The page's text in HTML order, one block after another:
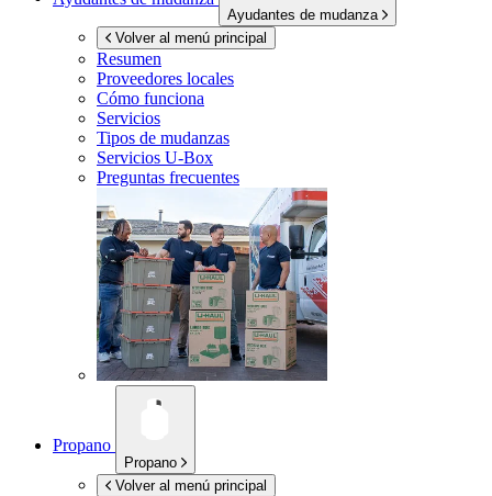
Ayudantes de mudanza
Volver al menú principal
Resumen
Proveedores locales
Cómo funciona
Servicios
Tipos de mudanzas
Servicios U-Box
Preguntas frecuentes
Propano
Propano
Volver al menú principal